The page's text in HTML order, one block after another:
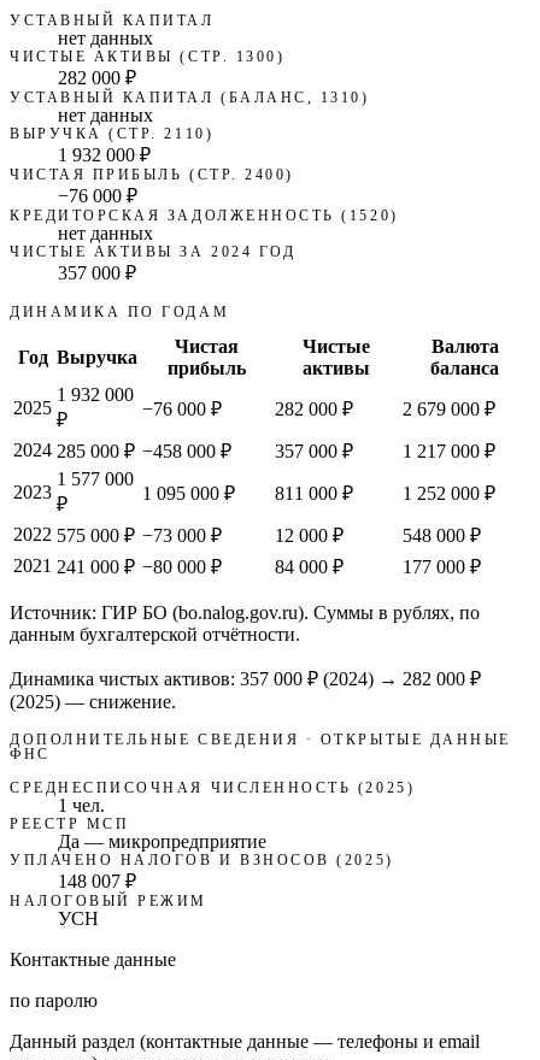
УСТАВНЫЙ КАПИТАЛ
нет данных
ЧИСТЫЕ АКТИВЫ (СТР. 1300)
282 000 ₽
УСТАВНЫЙ КАПИТАЛ (БАЛАНС, 1310)
нет данных
ВЫРУЧКА (СТР. 2110)
1 932 000 ₽
ЧИСТАЯ ПРИБЫЛЬ (СТР. 2400)
−76 000 ₽
КРЕДИТОРСКАЯ ЗАДОЛЖЕННОСТЬ (1520)
нет данных
ЧИСТЫЕ АКТИВЫ ЗА 2024 ГОД
357 000 ₽
ДИНАМИКА ПО ГОДАМ
Год Выручка
Чистая
прибыль
Чистые
активы
Валюта
баланса
2025
1 932 000
₽
−76 000 ₽ 282 000 ₽
2 679 000 ₽
2024 285 000 ₽ −458 000 ₽ 357 000 ₽
1 217 000 ₽
2023
1 577 000
₽
1 095 000 ₽ 811 000 ₽
1 252 000 ₽
2022 575 000 ₽ −73 000 ₽ 12 000 ₽
548 000 ₽
2021 241 000 ₽ −80 000 ₽ 84 000 ₽ 177 000 ₽
Источник: ГИР БО (bo.nalog.gov.ru). Суммы в рублях, по
данным бухгалтерской отчётности.
Динамика чистых активов: 357 000 ₽ (2024) → 282 000 ₽
(2025) — снижение.
ДОПОЛНИТЕЛЬНЫЕ СВЕДЕНИЯ · ОТКРЫТЫЕ ДАННЫЕ
ФНС
СРЕДНЕСПИСОЧНАЯ ЧИСЛЕННОСТЬ (2025)
1 чел.
РЕЕСТР МСП
Да — микропредприятие
УПЛАЧЕНО НАЛОГОВ И ВЗНОСОВ (2025)
148 007 ₽
НАЛОГОВЫЙ РЕЖИМ
УСН
Контактные данные
по паролю
Данный раздел (контактные данные — телефоны и email